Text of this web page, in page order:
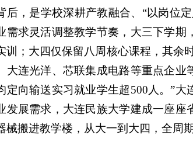
后，是学校深耕产教融合、“以岗位
需求灵活调整教学节奏，大三下学
训；大四仅保留八周核心课程，其余
大连光洋、芯联集成电路等重点企
定向输送实习就业学生超500人。”
发展需求，大连民族大学建成一座
械搬进教学楼，从大一到大四，全周